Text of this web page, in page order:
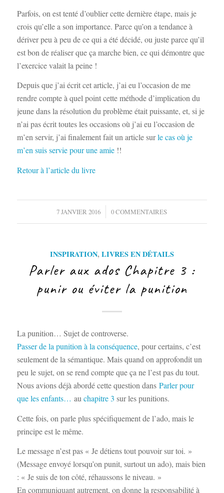
Parfois, on est tenté d’oublier cette dernière étape, mais je
crois qu’elle a son importance. Parce qu’on a tendance à
dériver peu à peu de ce qui a été décidé, ou juste parce qu’il
est bon de réaliser que ça marche bien, ce qui démontre que
l’exercice valait la peine !
Depuis que j’ai écrit cet article, j’ai eu l’occasion de me
rendre compte à quel point cette méthode d’implication du
jeune dans la résolution du problème était puissante, et, si je
n’ai pas écrit toutes les occasions où j’ai eu l’occasion de
m’en servir, j’ai finalement fait un article surle cas où je
m’en suis servie pour une amie!!
Retour à l’article du livre
7 JANVIER 2016
/ 0 COMMENTAIRES
INSPIRATION, LIVRES EN DÉTAILS
Parler aux ados Chapitre 3 :
punir ou éviter la punition
La punition… Sujet de controverse.
Passer de la punition à la conséquence, pour certains, c’est
seulement de la sémantique. Mais quand on approfondit un
peu le sujet, on se rend compte que ça ne l’est pas du tout.
Nous avions déjà abordé cette question dans Parler pour
que les enfants… au chapitre 3 sur les punitions.
Cette fois, on parle plus spécifiquement de l’ado, mais le
principe est le même.
Le message n’est pas « Je détiens tout pouvoir sur toi. »
(Message envoyé lorsqu’on punit, surtout un ado), mais bien
: « Je suis de ton côté, réhaussons le niveau. »
En communiquant autrement, on donne la responsabilité à